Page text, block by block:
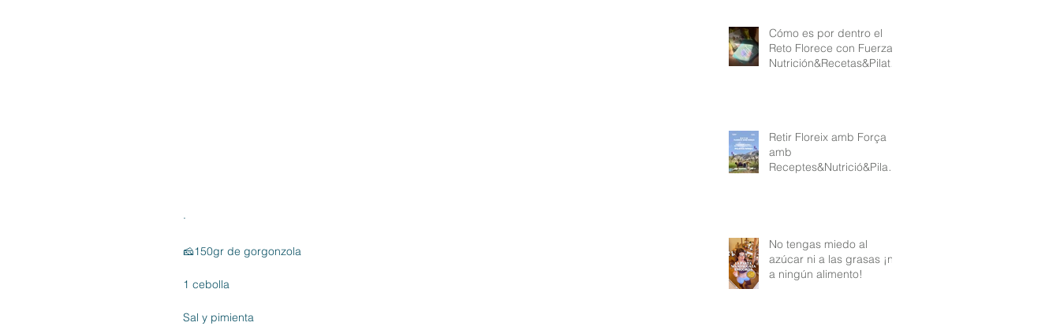
·
🧀150gr de gorgonzola
1 cebolla
Sal y pimienta
Cómo es por dentro el
Reto Florece con Fuerza
Nutrición&Recetas&Pilate
Retir Floreix amb Força
amb
Receptes&Nutrició&Pilate
No tengas miedo al
azúcar ni a las grasas ¡ni
a ningún alimento!